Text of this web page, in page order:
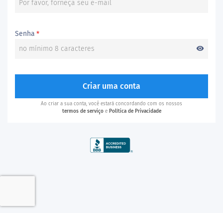
Senha *
visibility
Criar uma conta
Ao criar a sua conta, você estará concordando com os nossos
termos de serviçoe Política de Privacidade